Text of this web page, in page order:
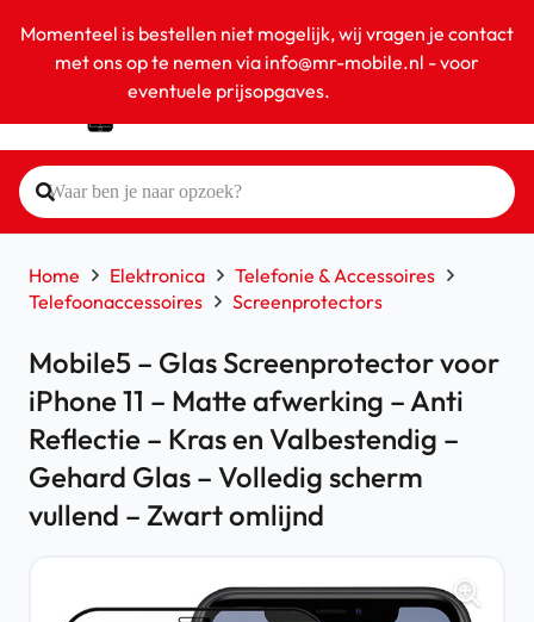
Momenteel is bestellen niet mogelijk, wij vragen je contact
met ons op te nemen via info@mr-mobile.nl - voor
eventuele prijsopgaves.
Home Elektronica
Telefonie & Accessoires
Telefoonaccessoires
Screenprotectors
Mobile5 – Glas Screenprotector voor
iPhone 11 – Matte afwerking – Anti
Reflectie – Kras en Valbestendig –
Gehard Glas – Volledig scherm
vullend – Zwart omlijnd